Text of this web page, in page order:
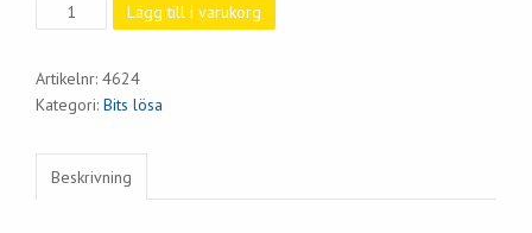
3/8
mm)
TX
Lägg till i varukorg
Artikelnr: 4624
Kategori: Bits lösa
Beskrivning